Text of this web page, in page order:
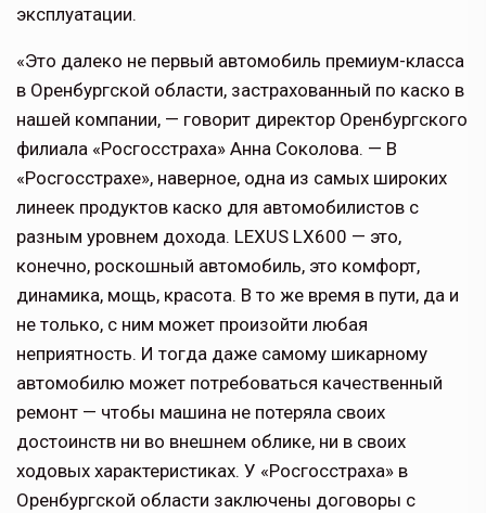
эксплуатации.
«Это далеко не первый автомобиль премиум-класса
в Оренбургской области, застрахованный по каско в
нашей компании, — говорит директор Оренбургского
филиала «Росгосстраха» Анна Соколова. — В
«Росгосстрахе», наверное, одна из самых широких
линеек продуктов каско для автомобилистов с
разным уровнем дохода. LEXUS LX600 — это,
конечно, роскошный автомобиль, это комфорт,
динамика, мощь, красота. В то же время в пути, да и
не только, с ним может произойти любая
неприятность. И тогда даже самому шикарному
автомобилю может потребоваться качественный
ремонт — чтобы машина не потеряла своих
достоинств ни во внешнем облике, ни в своих
ходовых характеристиках. У «Росгосстраха» в
Оренбургской области заключены договоры с